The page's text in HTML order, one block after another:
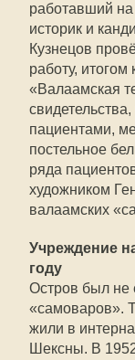
работавший на
историк и
Кузнецов
работу, итогом
«Валаамская
пациентами,
постельное
ряда
художником
валаамских
Учреждение
году
Остров был не
«самоваров».
жили в
Шексны. В